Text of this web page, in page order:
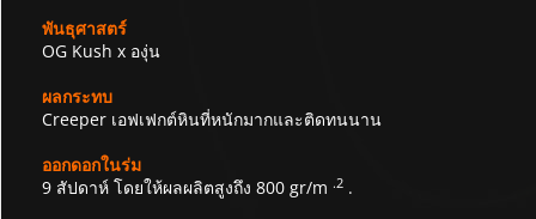
พันธุศาสตร์
OG Kush x องุ่น
ผลกระทบ
Creeper เอฟเฟกต์หินที่หนักมากและติดทนนาน
ออกดอกในร่ม
9 สัปดาห์ โดยให้ผลผลิตสูงถึง 800 gr/m .2 .